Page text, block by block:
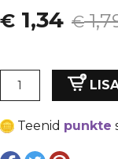
€
Algne
oli:
€ 1,79.
€ 1,34
Current
is:
€ 1,34.
Mereklaas
mm,
püstine,
Teenid punkte